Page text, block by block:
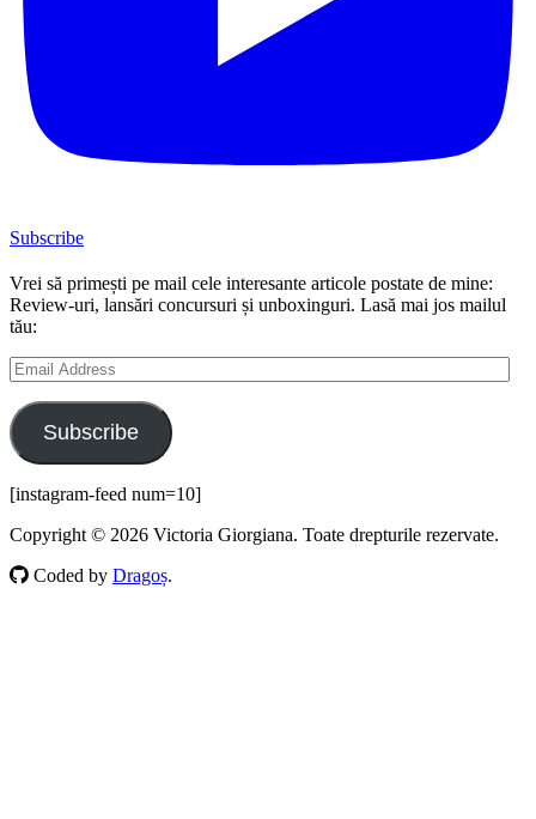
Subscribe
Vrei să primești pe mail cele interesante articole postate de mine:
Review-uri, lansări concursuri și unboxinguri. Lasă mai jos mailul
tău:
Email
Address
Subscribe
[instagram-feed num=10]
Copyright © 2026 Victoria Giorgiana. Toate drepturile rezervate.
Coded by Dragoș.